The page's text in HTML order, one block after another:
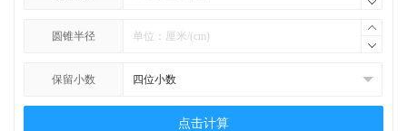
圆锥半径
保留小数
点击计算